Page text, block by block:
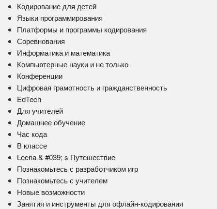
Кодирование для детей
Языки программирования
Платформы и программы кодирования
Соревнования
Информатика и математика
Компьютерные науки и не только
Конференции
Цифровая грамотность и гражданственность
EdTech
Для учителей
Домашнее обучение
Час кода
В классе
Leena & #039; s Путешествие
Познакомьтесь с разработчиком игр
Познакомьтесь с учителем
Новые возможности
Занятия и инструменты для офлайн-кодирования